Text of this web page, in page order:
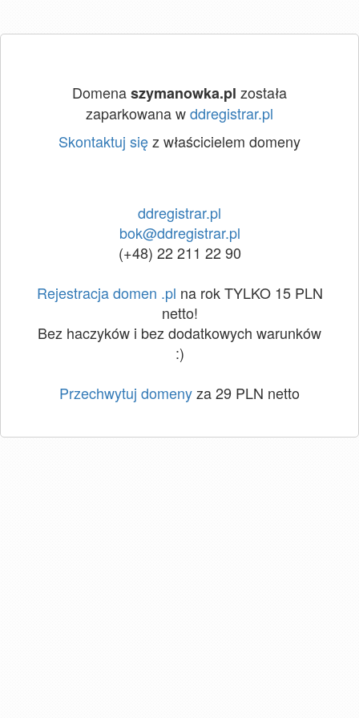
Domenaszymanowka.pl została
zaparkowana wddregistrar.pl
Skontaktuj sięz właścicielem domeny
ddregistrar.pl
bok@ddregistrar.pl
(+48) 22 211 22 90
Rejestracja domen .pl na rok TYLKO 15 PLN
netto!
Bez haczyków i bez dodatkowych warunków
:)
Przechwytuj domenyza 29 PLN netto